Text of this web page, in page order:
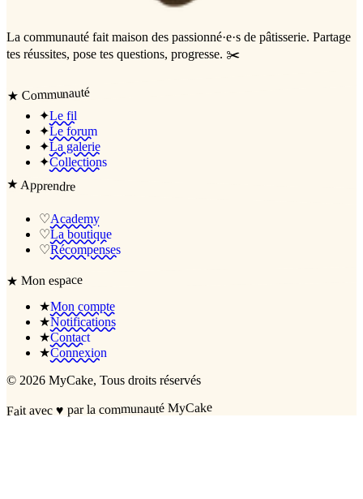
La communauté fait maison des passionné·e·s de pâtisserie. Partage
tes réussites, pose tes questions, progresse. ✂️
★ Communauté
✦Le fil
✦Le forum
✦La galerie
✦Collections
★Apprendre
♡Academy
♡La boutique
♡Récompenses
★Mon espace
★Mon compte
★Notifications
★Contact
★Connexion
© 2026 MyCake, Tous droits réservés
Fait avec♥ par la communauté MyCake